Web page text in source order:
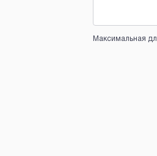
Максимальная